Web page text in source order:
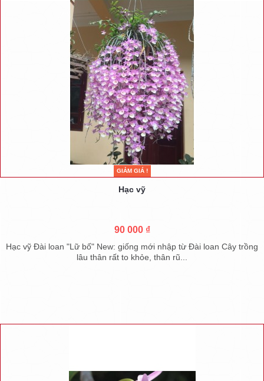
GIẢM GIÁ !
Hạc vỹ
90 000 ₫
Hạc vỹ Đài loan "Lữ bố" New: giống mới nhập từ Đài loan Cây trồng
lâu thân rất to khỏe, thân rũ...